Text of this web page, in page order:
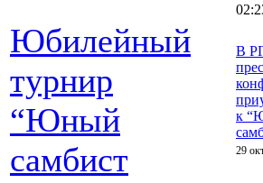
Юбилейный
турнир
“Юный
самбист
В
к
29